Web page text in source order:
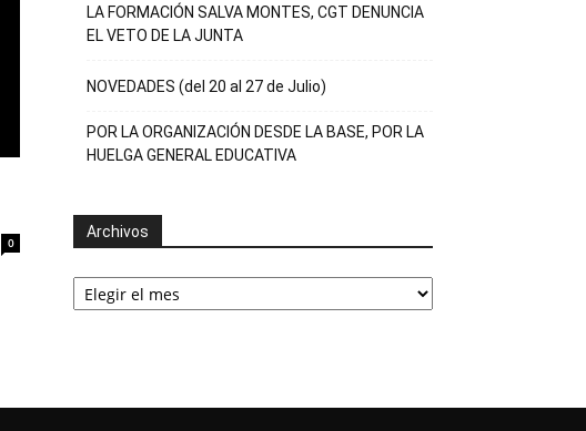
0
LA FORMACIÓN SALVA MONTES, CGT DENUNCIA
EL VETO DE LA JUNTA
NOVEDADES (del 20 al 27 de Julio)
POR LA ORGANIZACIÓN DESDE LA BASE, POR LA
HUELGA GENERAL EDUCATIVA
Archivos
Archivos